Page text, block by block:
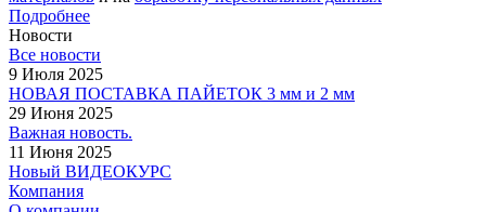
Подробнее
Новости
Все новости
9 Июля 2025
НОВАЯ ПОСТАВКА ПАЙЕТОК 3 мм и 2 мм
29 Июня 2025
Важная новость.
11 Июня 2025
Новый ВИДЕОКУРС
Компания